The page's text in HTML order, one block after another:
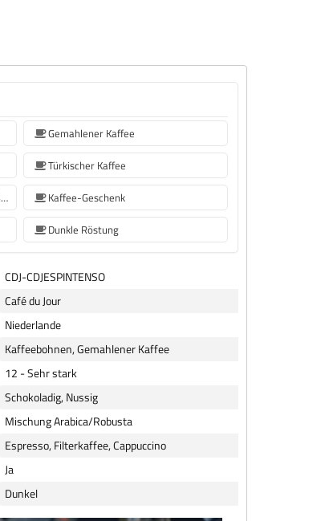
Gemahlener Kaffee
Türkischer Kaffee
Kaffeebohnen für Sage Kaffeemaschinen
Kaffee-Geschenk
Dunkle Röstung
CDJ-CDJESPINTENSO
Café du Jour
Niederlande
Kaffeebohnen, Gemahlener Kaffee
12 - Sehr stark
Schokoladig, Nussig
Mischung Arabica/Robusta
Espresso, Filterkaffee, Cappuccino
Ja
Dunkel